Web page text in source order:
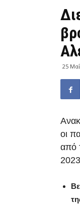
25
οι
από